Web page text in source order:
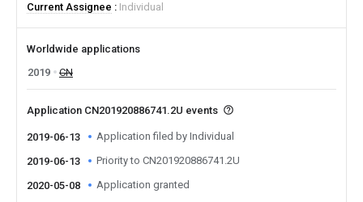
Current Assignee
Individual
Worldwide applications
2019
CN
Application CN201920886741.2U events
2019-06-13 Application filed by Individual
2019-06-13 Priority to CN201920886741.2U
2020-05-08 Application granted